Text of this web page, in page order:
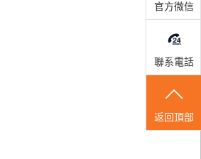
官方微信
聯系電話
返回頂部